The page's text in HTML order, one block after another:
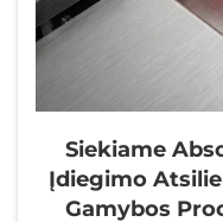
Siekiame
Įdiegimo
Gamybos